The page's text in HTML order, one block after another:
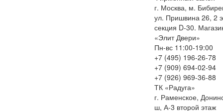
г. Москва, м.
ул. Пришвина 26, 2
секция D-30.
«Элит Двери»
Пн-вс 11:00-19:00
+7 (495) 196-26-78
+7 (909) 694-02-94
+7 (926) 969-36-88
ТК «Радуга»
г. Раменское,
ш, А-3 второй этаж